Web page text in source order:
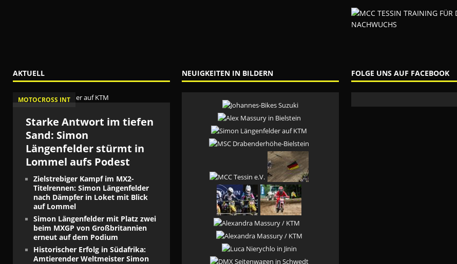
AKTUELL
MOTOCROSS INT
Starke Antwort im tiefen
Sand: Simon
Längenfelder stürmt in
Lommel aufs Podest
Zielstrebiger Kampf im MX2-
Titelrennen: Simon Längenfelder
nach Dämpfer in Loket mit Blick
auf Lommel
Simon Längenfelder mit Platz zwei
beim MXGP von Großbritannien
erneut auf dem Podium
Historischer Erfolg in Südafrika:
Amtierender Weltmeister Simon
NEUIGKEITEN IN BILDERN FOLGE UNS AUF FACEBOOK